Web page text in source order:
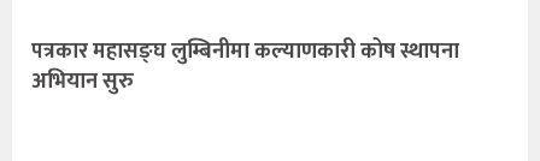
पत्रकार महासङ्घ लुम्बिनीमा कल्याणकारी कोष स्थापना
अभियान सुरु